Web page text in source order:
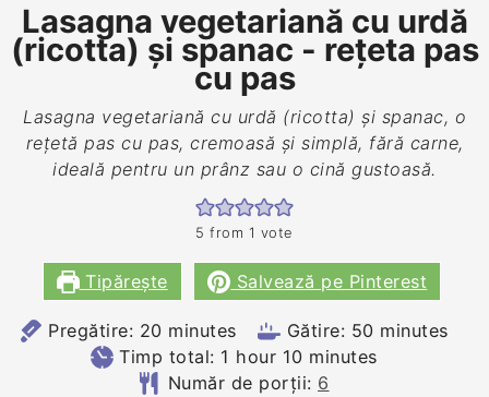
Lasagna vegetariană cu urdă
(ricotta) și spanac - rețeta pas
cu pas
Lasagna vegetariană cu urdă (ricotta) și spanac, o
rețetă pas cu pas, cremoasă și simplă, fără carne,
ideală pentru un prânz sau o cină gustoasă.
5 from 1 vote
Tipărește Salvează pe Pinterest
Pregătire: 20minutes
minutes Gătire: 50minutes
minutes
Timp total: 1 hour
hour 10minutes
minutes
Număr de porții: 6